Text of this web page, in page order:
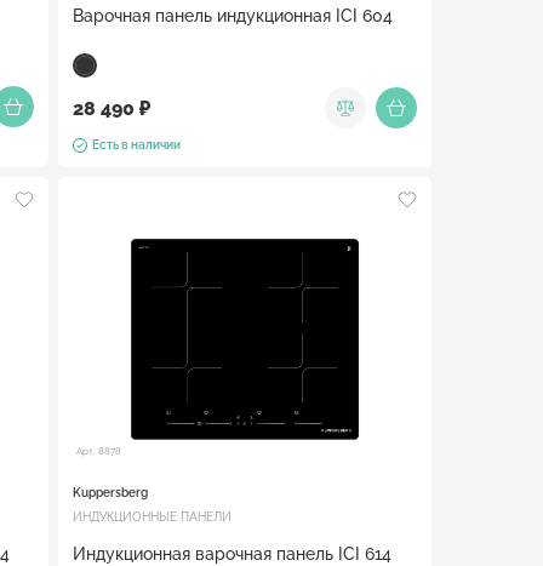
Варочная панель индукционная ICI 604
28 490 ₽
Есть в наличии
624
Арт. 8878
Kuppersberg
ИНДУКЦИОННЫЕ ПАНЕЛИ
Индукционная варочная панель ICI 614